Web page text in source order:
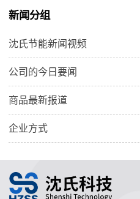
新闻分组
沈氏节能新闻视频
公司的今日要闻
商品最新报道
企业方式